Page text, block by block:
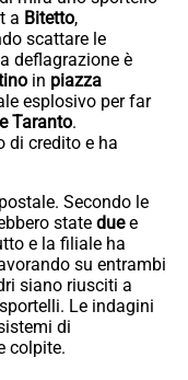
a Bitetto,
scattare le
deflagrazione è
in piazza
esplosivo per far
Taranto.
di credito e ha
Secondo le
state duee
e la filiale ha
su entrambi
siano riusciti a
Le indagini
di
colpite.